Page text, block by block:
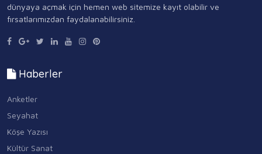
dünyaya açmak için hemen web sitemize kayıt olabilir ve
fırsatlarımızdan faydalanabilirsiniz.
Haberler
Anketler
Seyahat
Köşe Yazısı
Kültür Sanat